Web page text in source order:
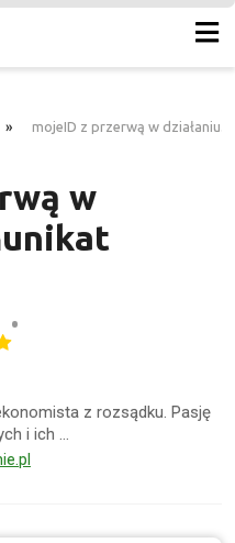
» mojeID z przerwą w działaniu.
w
z rozsądku. Pasję
i ich …